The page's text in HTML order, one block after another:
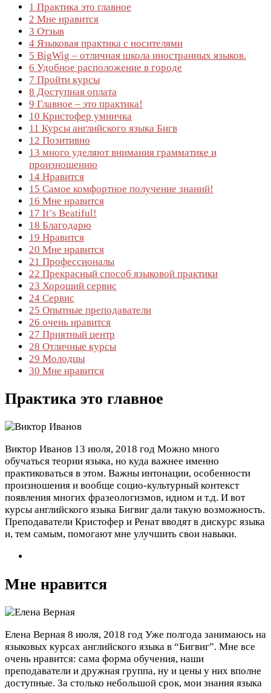
1 Практика это главное
2 Мне нравится
3 Отзыв
4 Языковая практика с носителями
5 BigWig – отличная школа иностранных языков.
6 Удобное расположение в городе
7 Пройти курсы
8 Доступная оплата
9 Главное – это практика!
10 Кристофер умничка
11 Курсы английского языка Бигв
12 Позитивно
13 много уделяют внимания грамматике и
произношению
14 Нравится
15 Самое комфортное получение знаний!
16 Мне нравится
17 It’s Beatiful!
18 Благодарю
19 Нравится
20 Мне нравится
21 Профессионалы
22 Прекрасный способ языковой практики
23 Хороший сервис
24 Сервис
25 Опытные преподаватели
26 очень нравится
27 Приятный центр
28 Отличные курсы
29 Молодцы
30 Мне нравится
Практика это главное
Виктор Иванов 13 июля, 2018 год Можно много
обучаться теории языка, но куда важнее именно
практиковаться в этом. Важны интонации, особенности
произношения и вообще социо-культурный контекст
появления многих фразеологизмов, идиом и т.д. И вот
курсы английского языка Бигвиг дали такую возможность.
Преподаватели Кристофер и Ренат вводят в дискурс языка
и, тем самым, помогают мне улучшить свои навыки.
Мне нравится
Елена Верная 8 июля, 2018 год Уже полгода занимаюсь на
языковых курсах английского языка в “Бигвиг”. Мне все
очень нравится: сама форма обучения, наши
преподаватели и дружная группа, ну и цены у них вполне
доступные. За столько небольшой срок, мои знания языка